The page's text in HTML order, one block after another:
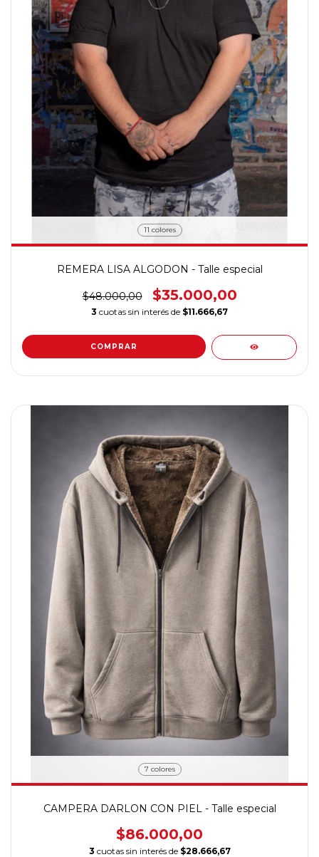
11 colores
REMERA LISA ALGODON - Talle especial
$48.000,00 $35.000,00
3 cuotas sin interés de $11.666,67
COMPRAR
7 colores
CAMPERA DARLON CON PIEL - Talle especial
$86.000,00
3 cuotas sin interés de $28.666,67